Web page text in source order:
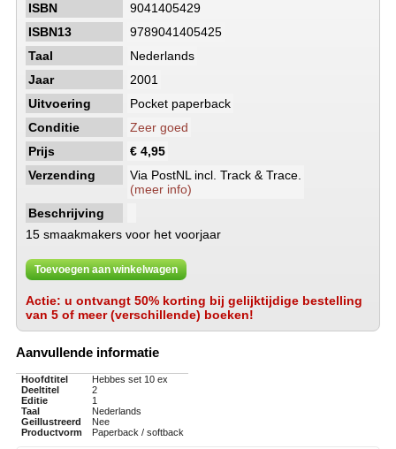
ISBN
9041405429
ISBN13
9789041405425
Taal
Nederlands
Jaar
2001
Uitvoering
Pocket paperback
Conditie
Zeer goed
Prijs
€ 4,95
Verzending
Via PostNL incl. Track & Trace.
(meer info)
Beschrijving
15 smaakmakers voor het voorjaar
Toevoegen aan winkelwagen
Actie: u ontvangt 50% korting bij gelijktijdige bestelling
van 5 of meer (verschillende) boeken!
Aanvullende informatie
Hoofdtitel
Hebbes set 10 ex
Deeltitel
2
Editie
1
Taal
Nederlands
Geillustreerd
Nee
Productvorm
Paperback / softback